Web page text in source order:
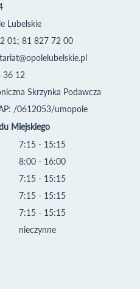
Lubelskie
01; 81 827 72 00
36 12
Skrzynka Podawcza
/0612053/umopole
Miejskiego
7:15 - 15:15
8:00 - 16:00
7:15 - 15:15
7:15 - 15:15
7:15 - 15:15
nieczynne